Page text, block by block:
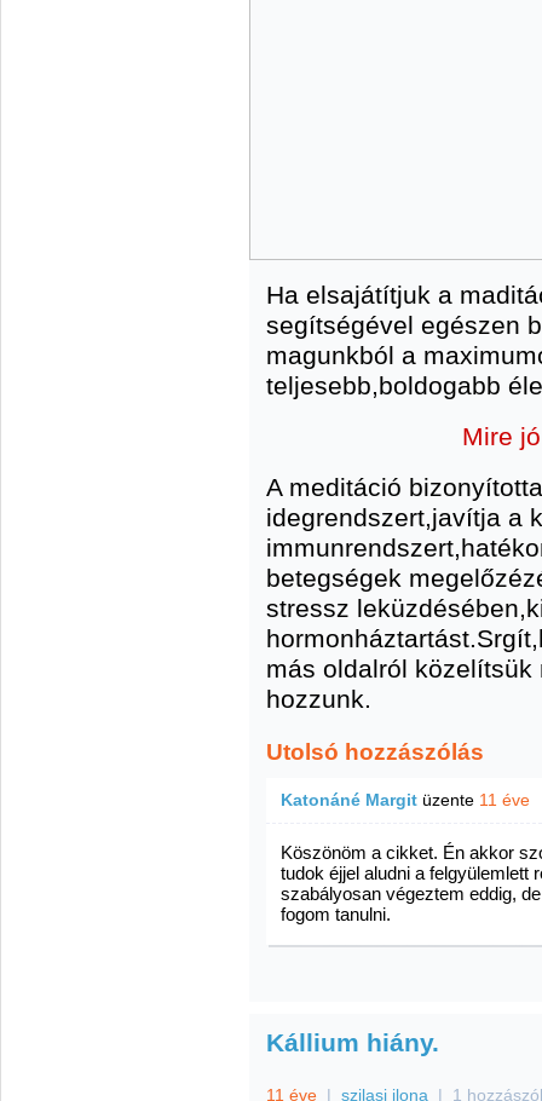
Ha elsajátítjuk a
segítségével egészen
magunkból a
teljesebb,boldogabb
Mire
A meditáció
idegrendszert,javítja a
betegségek
stressz
más oldalról
hozzunk.
Utolsó hozzászólás
Katonáné Margit üzente 11 éve
Köszönöm a cikket. Én akkor
tudok éjjel aludni a felgyülemlett
szabályosan végeztem eddig,
fogom tanulni.
Kállium hiány.
11 éve | szilasi ilona | 1